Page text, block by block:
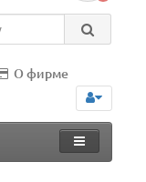
О фирме